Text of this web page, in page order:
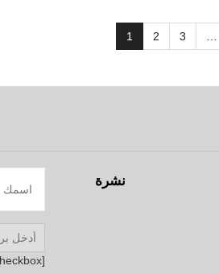
1 2 3
نشرة
[mc4wp_checkbox]